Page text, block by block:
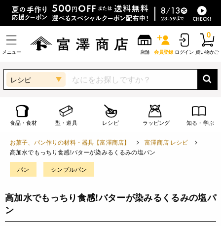
メニュー 店舗 会員登録 ログイン 買い物かご
0
レシピ
食品・食材 型・道具 レシピ ラッピング 知る・学ぶ
お菓子、パン作りの材料・器具【富澤商店】
富澤商店 レシピ
高加水でもっちり食感!バターが染みるくるみの塩パン
パン シンプルパン
高加水でもっちり食感!バターが染みるくるみの塩パ
ン